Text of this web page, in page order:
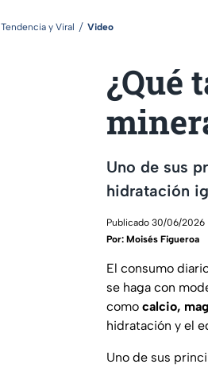
Tendencia y Viral Video
¿Qué
Uno de sus
hidratación
Publicado 30/06/2026
Por: Moisés Figueroa
El consumo
se haga con
como calcio,
hidratación y el
Uno de sus